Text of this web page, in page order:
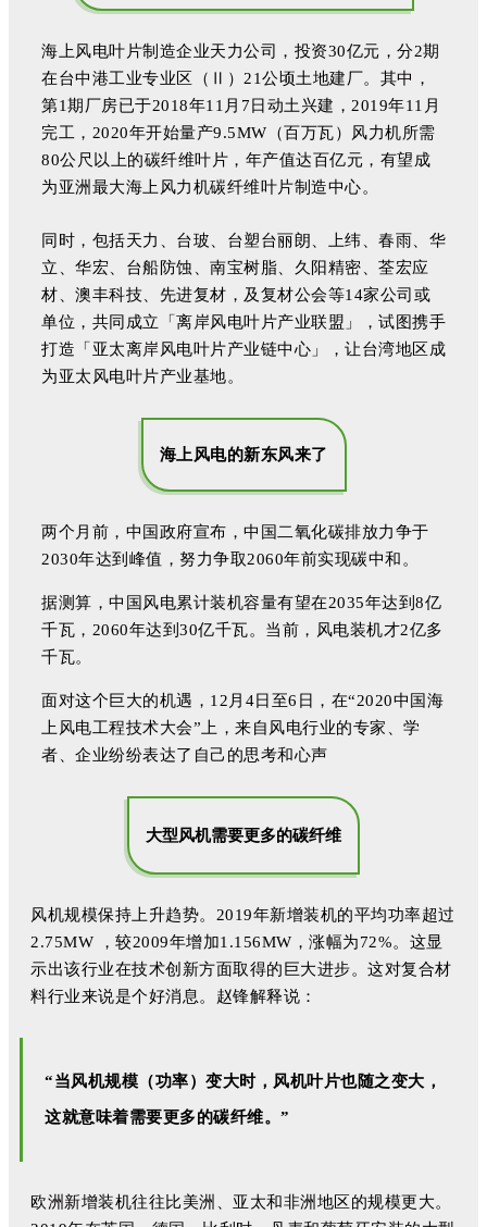
海上风电叶片制造企业天力公司，投资30亿元，分2期
在台中港工业专业区（Ⅱ）21公顷土地建厂。其中，
第1期厂房已于2018年11月7日动土兴建，2019年11月
完工，2020年开始量产9.5MW（百万瓦）风力机所需
80公尺以上的碳纤维叶片，年产值达百亿元，有望成
为亚洲最大海上风力机碳纤维叶片制造中心。
同时，包括天力、台玻、台塑台丽朗、上纬、春雨、华
立、华宏、台船防蚀、南宝树脂、久阳精密、荃宏应
材、澳丰科技、先进复材，及复材公会等14家公司或
单位，共同成立「离岸风电叶片产业联盟」，试图携手
打造「亚太离岸风电叶片产业链中心」，让台湾地区成
为亚太风电叶片产业基地。
海上风电的新东风来了
两个月前，中国政府宣布，中国二氧化碳排放力争于
2030年达到峰值，努力争取2060年前实现碳中和。
据测算，中国风电累计装机容量有望在2035年达到8亿
千瓦，2060年达到30亿千瓦。当前，风电装机才2亿多
千瓦。
面对这个巨大的机遇，12月4日至6日，在“2020中国海
上风电工程技术大会”上，来自风电行业的专家、学
者、企业纷纷表达了自己的思考和心声
大型风机需要更多的碳纤维
风机规模保持上升趋势。2019年新增装机的平均功率超过
2.75MW ，较2009年增加1.156MW，涨幅为72%。这显
示出该行业在技术创新方面取得的巨大进步。这对复合材
料行业来说是个好消息。赵锋解释说：
“当风机规模（功率）变大时，风机叶片也随之变大，
这就意味着需要更多的碳纤维。”
欧洲新增装机往往比美洲、亚太和非洲地区的规模更大。